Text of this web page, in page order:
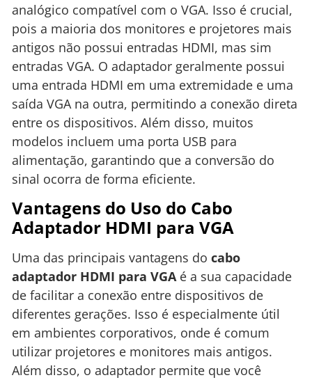
analógico compatível com o VGA. Isso é crucial,
pois a maioria dos monitores e projetores mais
antigos não possui entradas HDMI, mas sim
entradas VGA. O adaptador geralmente possui
uma entrada HDMI em uma extremidade e uma
saída VGA na outra, permitindo a conexão direta
entre os dispositivos. Além disso, muitos
modelos incluem uma porta USB para
alimentação, garantindo que a conversão do
sinal ocorra de forma eficiente.
Vantagens do Uso do Cabo
Adaptador HDMI para VGA
Uma das principais vantagens do cabo
adaptador HDMI para VGAé a sua capacidade
de facilitar a conexão entre dispositivos de
diferentes gerações. Isso é especialmente útil
em ambientes corporativos, onde é comum
utilizar projetores e monitores mais antigos.
Além disso, o adaptador permite que você